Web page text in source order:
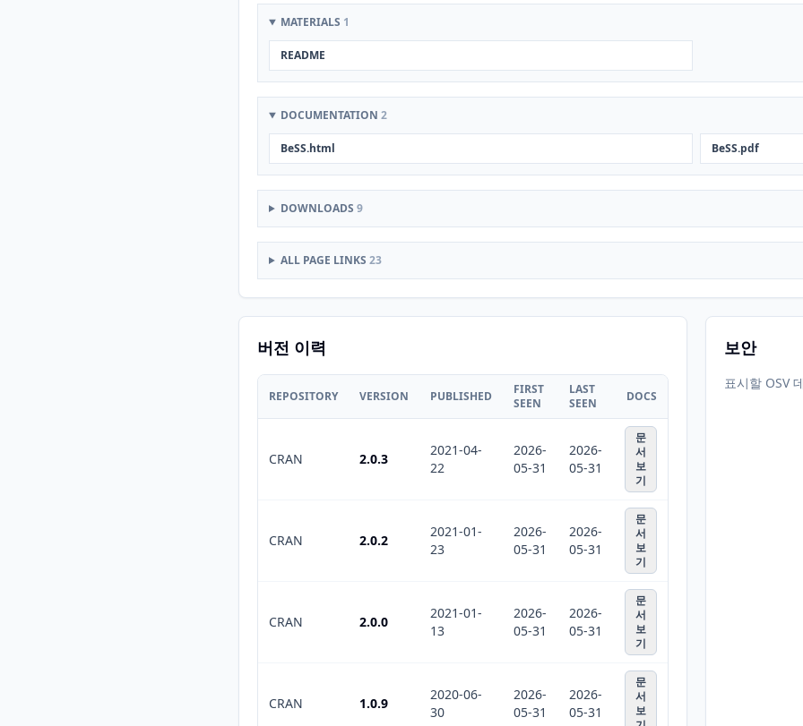
MATERIALS 1
README
DOCUMENTATION 2
BeSS.html BeSS.pdf
DOWNLOADS 9
ALL PAGE LINKS 23
버전 이력
REPOSITORY VERSION PUBLISHED
FIRST
SEEN
LAST
SEEN
DOCS
CRAN 2.0.3
2021-04-
22
2026-
05-31
2026-
05-31
문
서
보
기
CRAN 2.0.2
2021-01-
23
2026-
05-31
2026-
05-31
문
서
보
기
CRAN 2.0.0
2021-01-
13
2026-
05-31
2026-
05-31
문
서
보
기
CRAN 1.0.9
2020-06-
30
2026-
05-31
2026-
05-31
문
서
보
보안
표시할 OSV